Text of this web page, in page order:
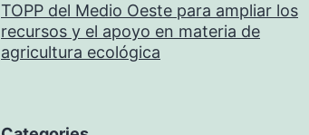
TOPP del Medio Oeste para ampliar los
recursos y el apoyo en materia de
agricultura ecológica